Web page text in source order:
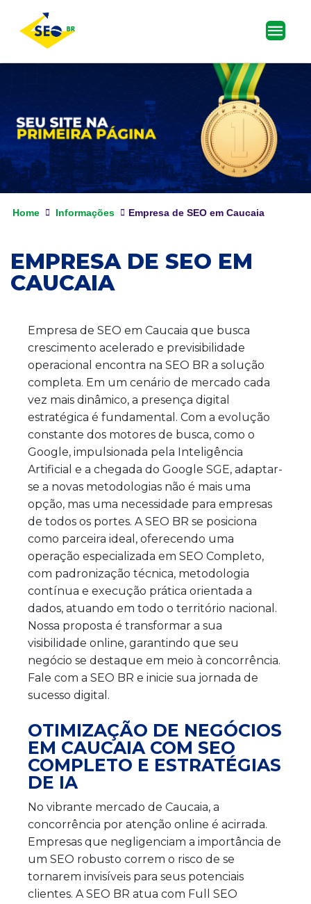
Home Informações Empresa de SEO em Caucaia
EMPRESA DE SEO EM
CAUCAIA
Empresa de SEO em Caucaia que busca
crescimento acelerado e previsibilidade
operacional encontra na SEO BR a solução
completa. Em um cenário de mercado cada
vez mais dinâmico, a presença digital
estratégica é fundamental. Com a evolução
constante dos motores de busca, como o
Google, impulsionada pela Inteligência
Artificial e a chegada do Google SGE, adaptar-
se a novas metodologias não é mais uma
opção, mas uma necessidade para empresas
de todos os portes. A SEO BR se posiciona
como parceira ideal, oferecendo uma
operação especializada em SEO Completo,
com padronização técnica, metodologia
contínua e execução prática orientada a
dados, atuando em todo o território nacional.
Nossa proposta é transformar a sua
visibilidade online, garantindo que seu
negócio se destaque em meio à concorrência.
Fale com a SEO BR e inicie sua jornada de
sucesso digital.
OTIMIZAÇÃO DE NEGÓCIOS
EM CAUCAIA COM SEO
COMPLETO E ESTRATÉGIAS
DE IA
No vibrante mercado de Caucaia, a
concorrência por atenção online é acirrada.
Empresas que negligenciam a importância de
um SEO robusto correm o risco de se
tornarem invisíveis para seus potenciais
clientes. A SEO BR atua com Full SEO